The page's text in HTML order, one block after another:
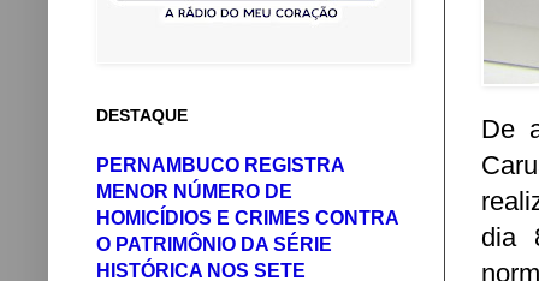
De
dia
DESTAQUE
PERNAMBUCO REGISTRA
MENOR NÚMERO DE
HOMICÍDIOS E CRIMES CONTRA
O PATRIMÔNIO DA SÉRIE
HISTÓRICA NOS SETE